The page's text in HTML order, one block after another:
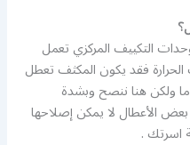
التكييف المركزي تعمل
فقد يكون المكثف تعطل
ولكن هنا ننصح وبشدة
الأعطال لا يمكن إصلاحها
اسرتك .